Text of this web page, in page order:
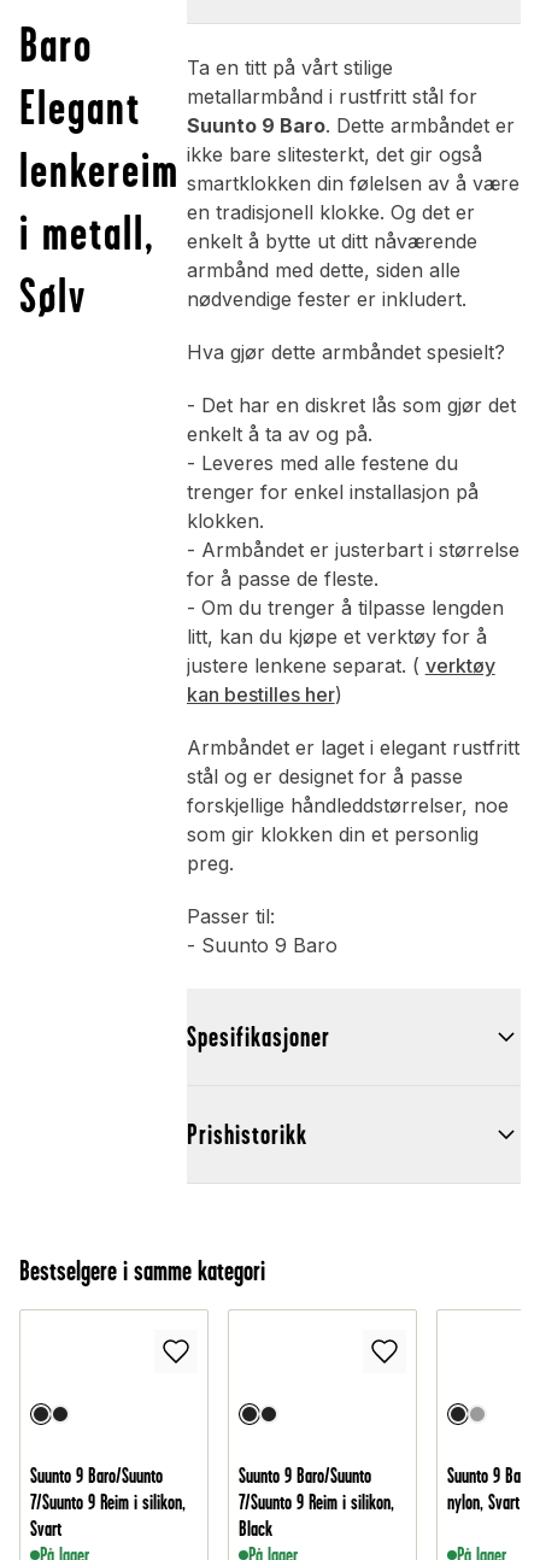
Baro
Elegant
lenkereim
i metall,
Sølv
Ta en titt på vårt stilige
metallarmbånd i rustfritt stål for
Suunto 9 Baro. Dette armbåndet er
ikke bare slitesterkt, det gir også
smartklokken din følelsen av å være
en tradisjonell klokke. Og det er
enkelt å bytte ut ditt nåværende
armbånd med dette, siden alle
nødvendige fester er inkludert.
Hva gjør dette armbåndet spesielt?
- Det har en diskret lås som gjør det
enkelt å ta av og på.
- Leveres med alle festene du
trenger for enkel installasjon på
klokken.
- Armbåndet er justerbart i størrelse
for å passe de fleste.
- Om du trenger å tilpasse lengden
litt, kan du kjøpe et verktøy for å
justere lenkene separat. ( verktøy
kan bestilles her)
Armbåndet er laget i elegant rustfritt
stål og er designet for å passe
forskjellige håndleddstørrelser, noe
som gir klokken din et personlig
preg.
Passer til:
- Suunto 9 Baro
Spesifikasjoner
Prishistorikk
Bestselgere i samme kategori
Suunto 9 Baro/Suunto
7/Suunto 9 Reim i silikon,
Svart
Suunto 9 Baro/Suunto
7/Suunto 9 Reim i silikon,
Black
Suunto 9 Baro
nylon, Svart